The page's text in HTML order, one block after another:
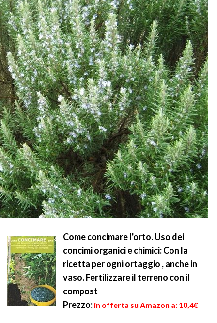
Come concimare l'orto. Uso dei
concimi organici e chimici: Con la
ricetta per ogni ortaggio , anche in
vaso. Fertilizzare il terreno con il
compost
Prezzo: in offerta su Amazon a: 10,4€